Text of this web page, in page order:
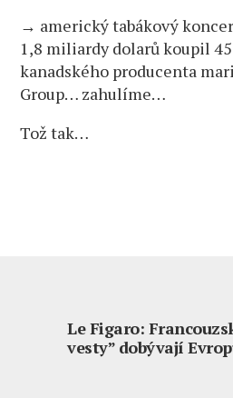
→ americký tabákový
1,8 miliardy dolarů koupil
kanadského producenta
Group… zahulíme…
Tož tak…
Le Figaro:
vesty” dobývají